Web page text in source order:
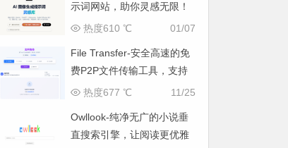
示词网站，助你灵感无限！
01/07
热度610 ℃
File Transfer-安全高速的免
费P2P文件传输工具，支持
多平台无缝互通
11/25
热度677 ℃
Owllook-纯净无广的小说垂
直搜索引擎，让阅读更优雅